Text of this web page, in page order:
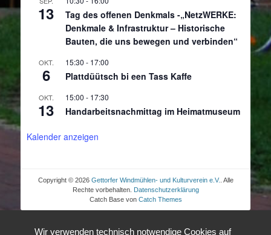
13
Tag des offenen Denkmals -„NetzWERKE:
Denkmale & Infrastruktur – Historische
Bauten, die uns bewegen und verbinden“
OKT.
6
15:30 - 17:00
Plattdüütsch bi een Tass Kaffe
OKT.
13
15:00 - 17:30
Handarbeitsnachmittag im Heimatmuseum
Kalender anzeigen
Copyright © 2026 Gettorfer Windmühlen- und Kulturverein e.V. . Alle
Rechte vorbehalten. Datenschutzerklärung
Catch Base von Catch Themes
Wir verwenden technisch notwendige Cookies auf